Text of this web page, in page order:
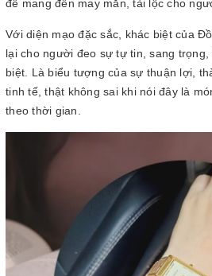
để mang đến may mắn, tài lộc cho
Với diện mạo đặc sắc, khác biệt của
lại cho người đeo sự tự tin, sang
biệt. Là biểu tượng của sự thuận lợi,
tinh tế, thật không sai khi nói đây là
theo thời gian.